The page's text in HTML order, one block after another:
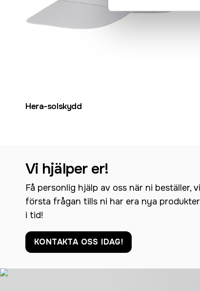
Hera-solskydd
Vi hjälper er!
Få personlig hjälp av oss när ni beställer,
första frågan tills ni har era nya
i tid!
KONTAKTA OSS IDAG!